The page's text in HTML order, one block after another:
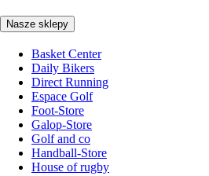
Nasze sklepy
Basket Center
Daily Bikers
Direct Running
Espace Golf
Foot-Store
Galop-Store
Golf and co
Handball-Store
House of rugby